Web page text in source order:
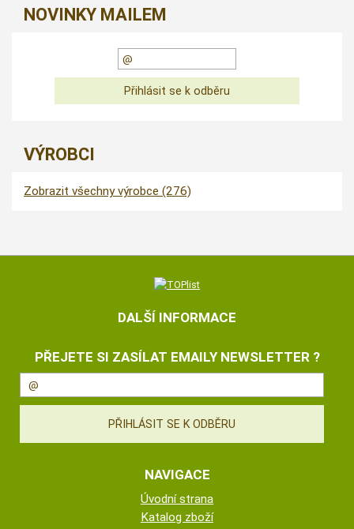
NOVINKY MAILEM
VÝROBCI
Zobrazit všechny výrobce (276)
DALŠÍ INFORMACE
PŘEJETE SI ZASÍLAT EMAILY NEWSLETTER ?
NAVIGACE
Úvodní strana
Katalog zboží